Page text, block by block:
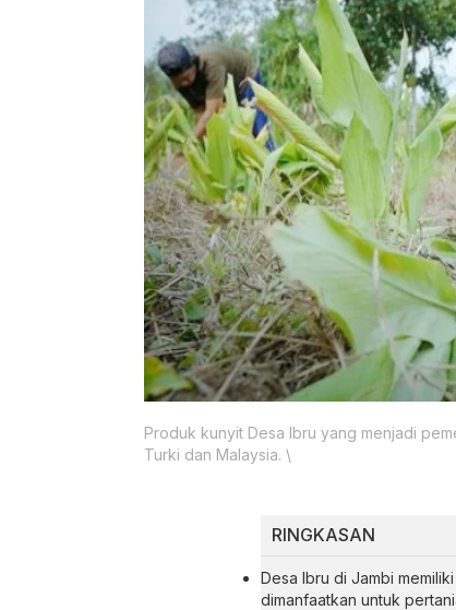
Produk kunyit Desa Ibru yang menjadi
Turki dan Malaysia. \
RINGKASAN
Desa Ibru di Jambi
dimanfaatkan untuk